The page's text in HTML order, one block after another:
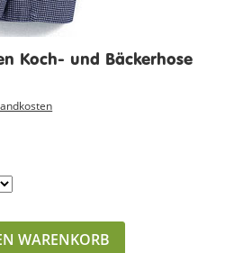
Koch- und Bäckerhose
WARENKORB